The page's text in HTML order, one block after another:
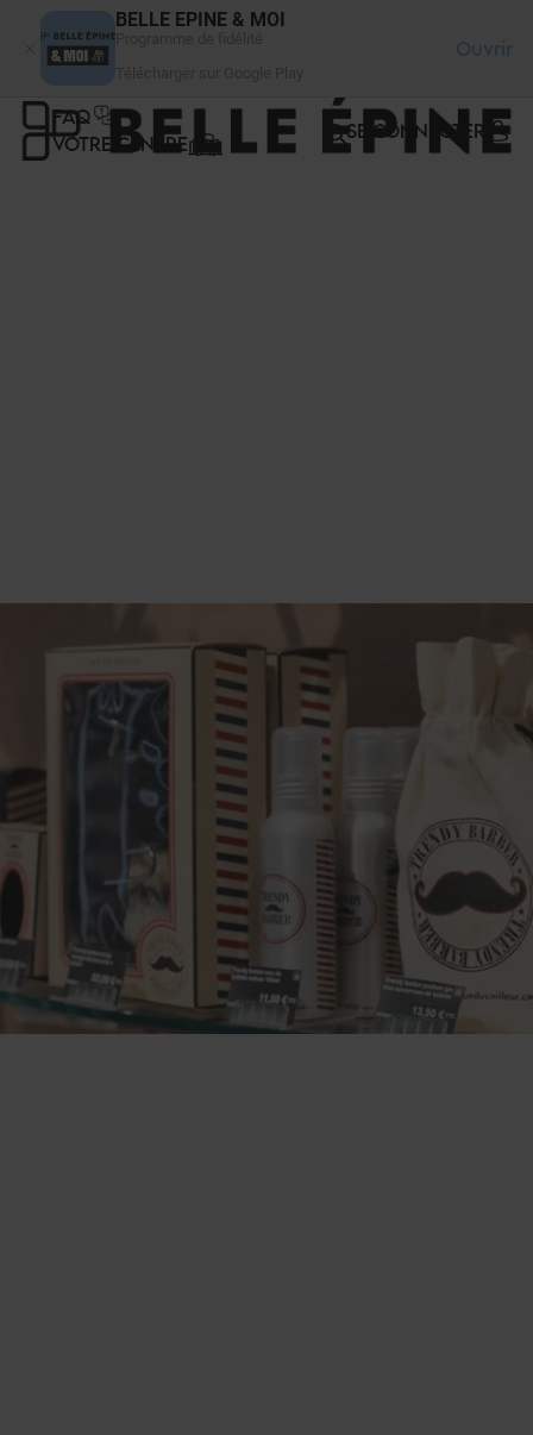
BELLE EPINE & MOI
Ouvrir
FAQ
VOTRE CENTRE
SE CONNECTER
Panneau de gestion des cookies